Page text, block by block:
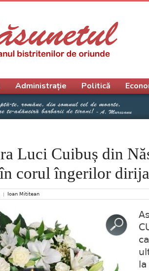
Luci Cuibuș din
corul îngerilor
Ioan Mititean
Administrație Politică